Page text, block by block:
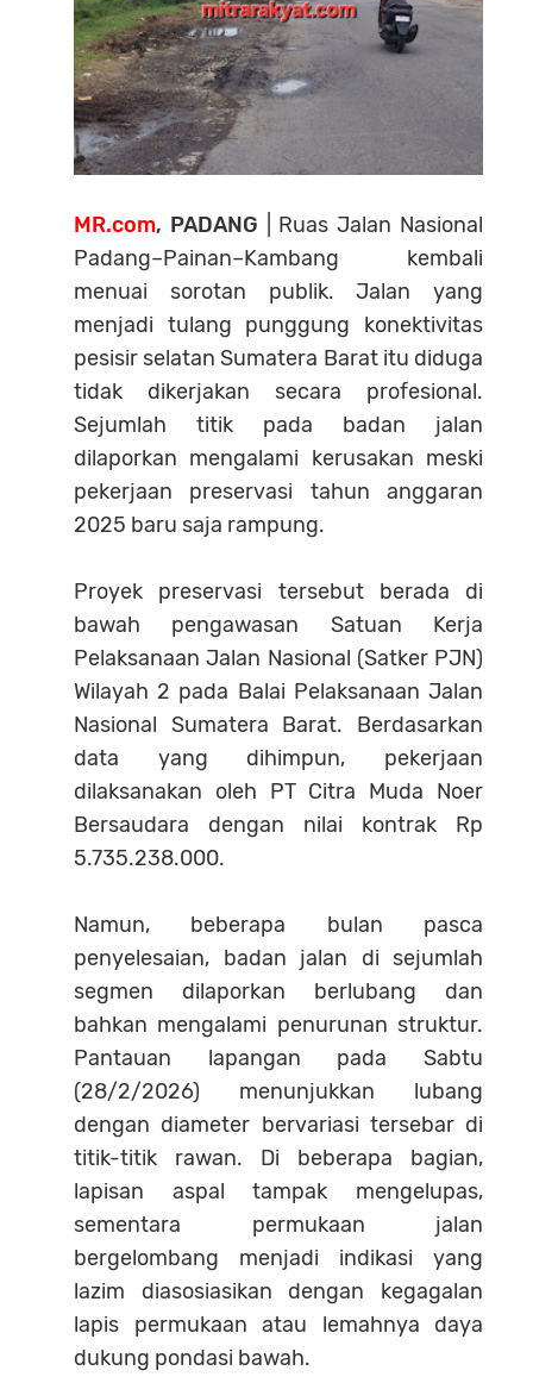
MR.com, PADANG | Ruas Jalan Nasional
Padang–Painan–Kambang kembali
menuai sorotan publik. Jalan yang
menjadi tulang punggung konektivitas
pesisir selatan Sumatera Barat itu diduga
tidak dikerjakan secara profesional.
Sejumlah titik pada badan jalan
dilaporkan mengalami kerusakan meski
pekerjaan preservasi tahun anggaran
2025 baru saja rampung.
Proyek preservasi tersebut berada di
bawah pengawasan Satuan Kerja
Pelaksanaan Jalan Nasional (Satker PJN)
Wilayah 2 pada Balai Pelaksanaan Jalan
Nasional Sumatera Barat. Berdasarkan
data yang dihimpun, pekerjaan
dilaksanakan oleh PT Citra Muda Noer
Bersaudara dengan nilai kontrak Rp
5.735.238.000.
Namun, beberapa bulan pasca
penyelesaian, badan jalan di sejumlah
segmen dilaporkan berlubang dan
bahkan mengalami penurunan struktur.
Pantauan lapangan pada Sabtu
(28/2/2026) menunjukkan lubang
dengan diameter bervariasi tersebar di
titik-titik rawan. Di beberapa bagian,
lapisan aspal tampak mengelupas,
sementara permukaan jalan
bergelombang menjadi indikasi yang
lazim diasosiasikan dengan kegagalan
lapis permukaan atau lemahnya daya
dukung pondasi bawah.